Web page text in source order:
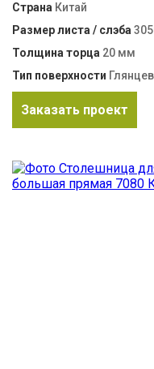
Страна Китай
Размер листа / слэба
Толщина торца 20 мм
Тип поверхности
Заказать проект